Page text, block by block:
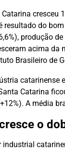
cresceu
resultado do
produção
acima
Brasileiro de
Catarina
A média
o
industrial